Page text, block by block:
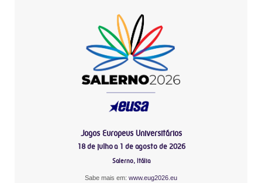
Jogos Europeus Universitários
18 de julho a 1 de agosto de 2026
Salerno, Itália
Sabe mais em: www.eug2026.eu